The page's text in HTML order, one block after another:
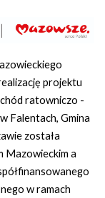
projektu
ratowniczo -
Falentach, Gmina
została
Mazowieckim a
w ramach